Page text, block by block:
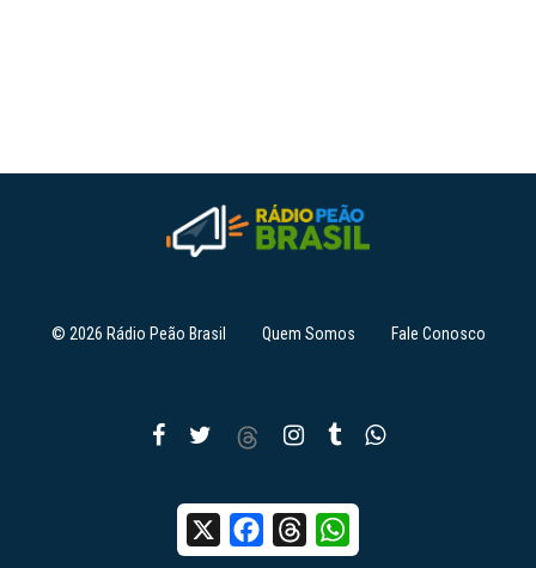
© 2026 Rádio Peão Brasil Quem Somos Fale Conosco
FacebookThreads